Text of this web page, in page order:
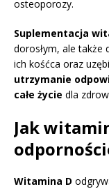
osteoporozy.
Suplementacja
dorosłym, ale także
ich kośćca oraz
utrzymanie
całe życie dla
Jak
Witamina D